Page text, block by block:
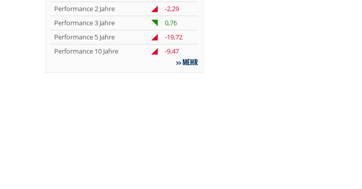
Performance 2 Jahre
-2,29
Performance 3 Jahre
0,76
Performance 5 Jahre
-19,72
Performance 10 Jahre
-9,47
MEHR